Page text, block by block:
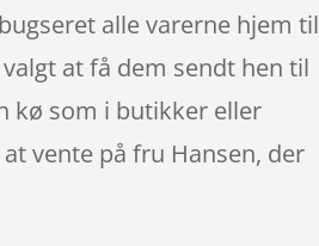
alle varerne hjem til
at få dem sendt hen til
kø som i butikker eller
vente på fru Hansen, der